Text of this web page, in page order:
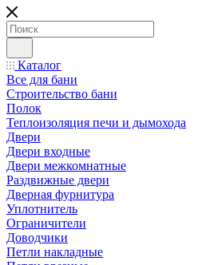
Каталог
Все для бани
Строительство бани
Полок
Теплоизоляция печи и дымохода
Двери
Двери входные
Двери межкомнатные
Раздвижные двери
Дверная фурнитура
Уплотнитель
Ограничители
Доводчики
Петли накладные